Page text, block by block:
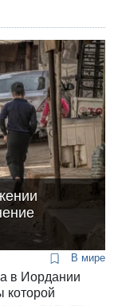
В мире
в Иордании
которой